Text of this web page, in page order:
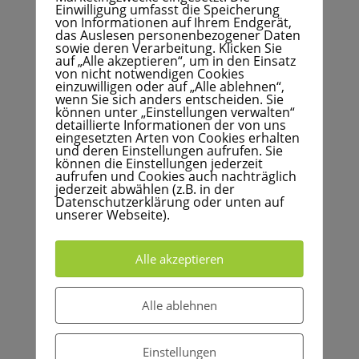
Belastungen am Arbeitsplatz systematisch erfassen
und entsprechende Maßnahmen ergreifen, können
sie die Arbeitsbedingungen verbessern und das
Risiko von psychischen Erkrankungen reduzieren.
Es ist an der Zeit, dass die Gefährdungsbeurteilung
einen ganzheitlichen Ansatz verfolgt und
psychische Faktoren in den Fokus rückt.
Nur so können Arbeitgeber ihrer Verantwortung für
das Wohlergehen ihrer Mitarbeiter gerecht werden
und ein gesundes Arbeitsumfeld schaffen. Es liegt
auch in ihrem eigenen Interesse, da gesunde und
zufriedene Mitarbeiter zu einer gesteigerten
Produktivität und langfristigen Unternehmenserfolg
beitragen. Daher sollten Unternehmen Maßnahmen
ergreifen, um psychische Faktoren in die
Gefährdungsbeurteilung zu integrieren und die
psychische Gesundheit am Arbeitsplatz zu fördern.
Einwilligung umfasst die Speicherung
von Informationen auf Ihrem Endgerät,
das Auslesen personenbezogener Daten
sowie deren Verarbeitung. Klicken Sie
auf „Alle akzeptieren“, um in den Einsatz
von nicht notwendigen Cookies
einzuwilligen oder auf „Alle ablehnen“,
wenn Sie sich anders entscheiden. Sie
können unter „Einstellungen verwalten“
detaillierte Informationen der von uns
eingesetzten Arten von Cookies erhalten
und deren Einstellungen aufrufen. Sie
können die Einstellungen jederzeit
aufrufen und Cookies auch nachträglich
jederzeit abwählen (z.B. in der
Datenschutzerklärung oder unten auf
unserer Webseite).
Alle akzeptieren
Alle ablehnen
Einstellungen